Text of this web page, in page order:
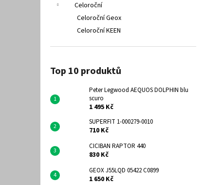
Celoroční
Celoroční Geox
Celoroční KEEN
Top 10 produktů
Peter Legwood AEQUOS DOLPHIN blu
scuro
1 495 Kč
SUPERFIT 1-000279-0010
710 Kč
CICIBAN RAPTOR 440
830 Kč
GEOX J55LQD 05422 C0899
1 650 Kč